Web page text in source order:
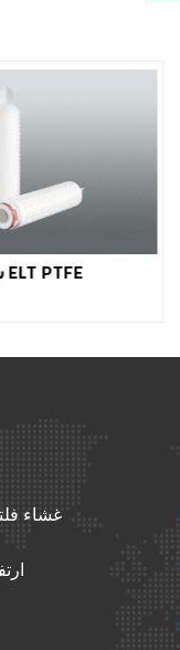
سلسلة ELT PTFE
غشاء